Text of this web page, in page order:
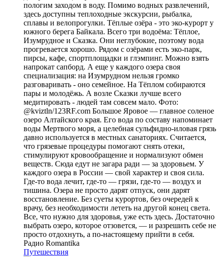
пологим заходом в воду. Помимо водных развлечений,
здесь доступны теплоходные экскурсии, рыбалка,
сплавы и велопрогулки. Тёплые озёра - это эко-курорт у
южного берега Байкала. Всего три водоёма: Тёплое,
Изумрудное и Сказка. Они неглубокие, поэтому вода
прогревается хорошо. Рядом с озёрами есть эко-парк,
пирсы, кафе, спортплощадки и глэмпинг. Можно взять
напрокат сапборд. А еще у каждого озера своя
специализация: на Изумрудном нельзя громко
разговаривать - оно семейное. На Тёплом собираются
пары и молодёжь. А возле Сказки лучше всего
медитировать - людей там совсем мало. Фото:
@kviztln/123RF.com Большое Яровое — главное соленое
озеро Алтайского края. Его вода по составу напоминает
воды Мертвого моря, а целебная сульфидно-иловая грязь
давно используется в местных санаториях. Считается,
что грязевые процедуры помогают снять отеки,
стимулируют кровообращение и нормализуют обмен
веществ. Сюда едут не загара ради — за здоровьем. У
каждого озера в России — свой характер и своя сила.
Где-то вода лечит, где-то — грязи, где-то — воздух и
тишина. Озера не просто дарят отпуск, они дарят
восстановление. Без суеты курортов, без очередей к
врачу, без необходимости лететь на другой конец света.
Все, что нужно для здоровья, уже есть здесь. Достаточно
выбрать озеро, которое отзовется, — и разрешить себе не
просто отдохнуть, а по-настоящему прийти в себя.
Радио Romantika
Путешествия